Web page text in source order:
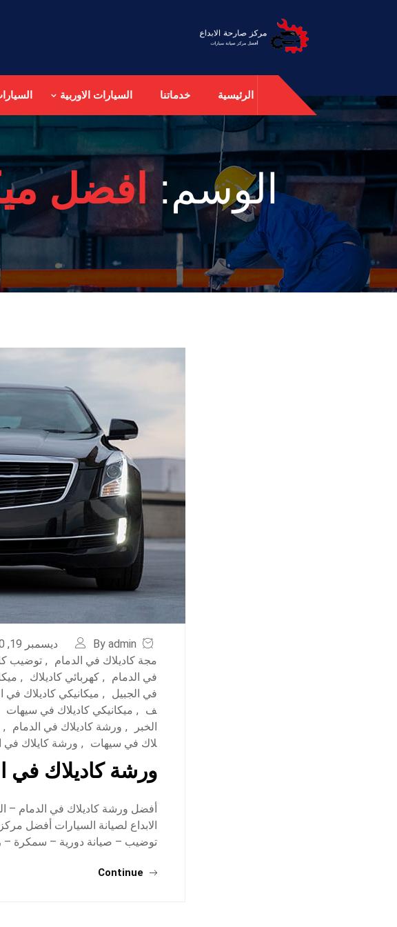
الرئيسية خدماتنا السيارات الاوربية
الوسم: افضل
By admin ديسمبر 19, 2020
مجة كاديلاك في الدمام
, توضيب
في الدمام
, كهربائي كاديلاك ,
في الجبيل
, ميكانيكي كاديلاك في
ف
, ميكانيكي كاديلاك في سيهات
الخبر
, ورشة كاديلاك في الدمام ,
لاك في سيهات
, ورشة كايلاك في
ورشة كاديلاك في
أفضل ورشة كاديلاك في الدمام –
الابداع لصيانة السيارات أفضل
توضيب – صيانة دورية – سمكرة
Continue